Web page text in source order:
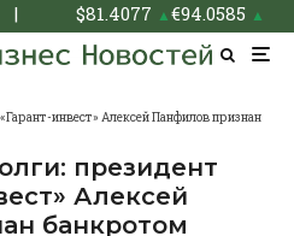
| $81.4077 ▲€94.0585 ▲
инвест» Алексей Панфилов признан
президент
Алексей
банкротом